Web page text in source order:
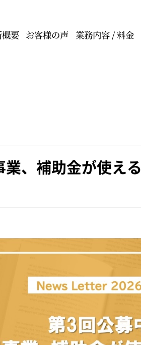
要 お客様の声 業務内容 / 料金
、補助金が使え